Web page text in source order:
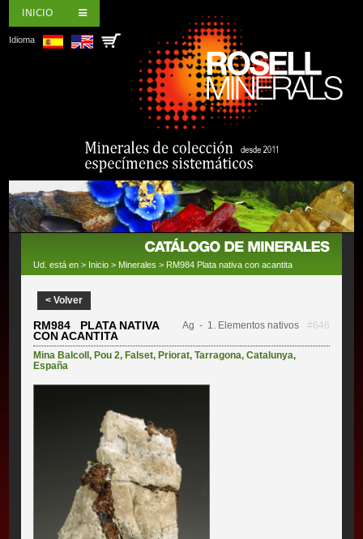
INICIO
Idioma
Ud. está en > Inicio > Minerales > RM984 Plata nativa con acantita
< Volver
RM984 PLATA NATIVA
CON ACANTITA
Ag - 1. Elementos nativos #646
Mina Balcoll,Pou 2,Falset,Priorat,Tarragona,Catalunya,
España